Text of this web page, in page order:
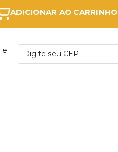
ADICIONAR AO CARRINHO
e